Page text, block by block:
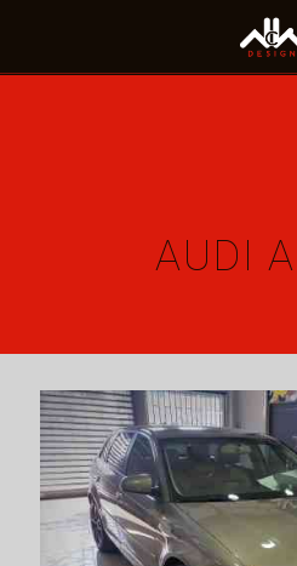
AUDI